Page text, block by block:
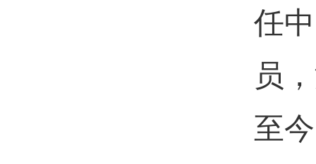
任
员
至